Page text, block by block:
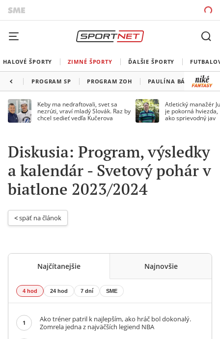
HALOVÉ ŠPORTY ZIMNÉ ŠPORTY ĎALŠIE ŠPORTY
PROGRAM SP PROGRAM ZOH PAULÍNA BÁTOVSKÁ
Keby ma nedraftovali, svet sa
nezrúti, vraví mladý Slovák. Raz by
chcel sedieť vedľa Kučerova
Atletický manažér
je pokorná
ako sprievodný jav
Diskusia: Program, výsledky
a kalendár - Svetový pohár v
biatlone 2023/2024
< späť na článok
Najčítanejšie Najnovšie
4 hod 24 hod 7 dní SME
1
Ako tréner patril k najlepším, ako hráč bol dokonalý.
Zomrela jedna z najväčších legiend NBA